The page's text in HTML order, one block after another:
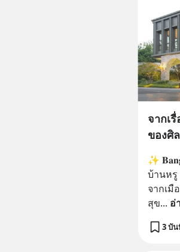
จากเ
ของศิ
✨
บ้านหรู
จากเมื
สุข... อ่
3 บั